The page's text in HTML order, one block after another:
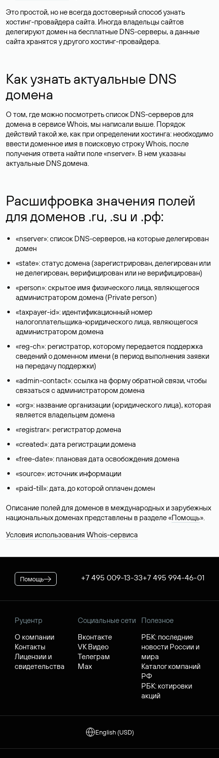
Это простой, но не всегда достоверный способ узнать
хостинг-провайдера сайта. Иногда владельцы сайтов
делегируют домен на бесплатные DNS-серверы, а данные
сайта хранятся у другого хостинг-провайдера.
Как узнать актуальные DNS
домена
О том, где можно посмотреть список DNS-серверов для
домена в сервисе Whois, мы написали выше. Порядок
действий такой же, как при определении хостинга: необходимо
ввести доменное имя в поисковую строку Whois, после
получения ответа найти поле «nserver». В нем указаны
актуальные DNS домена.
Расшифровка значения полей
для доменов .ru, .su и .рф:
«nserver»: список DNS-серверов, на которые делегирован
домен
«state»: статус домена (зарегистрирован, делегирован или
не делегирован, верифицирован или не верифицирован)
«person»: скрытое имя физического лица, являющегося
администратором домена (Privatе person)
«taxpayer-id»: идентификационный номер
налогоплательщика-юридического лица, являющегося
администратором домена
«reg-ch»: регистратор, которому передается поддержка
сведений о доменном имени (в период выполнения заявки
на передачу поддержки)
«admin-contact»: ссылка на форму обратной связи, чтобы
связаться с администратором домена
«org»: название организации (юридического лица), которая
является владельцем домена
«registrar»: регистратор домена
«created»: дата регистрации домена
«free-date»: плановая дата освобождения домена
«source»: источник информации
«paid-till»: дата, до которой оплачен домен
Описание полей для доменов в международных и зарубежных
национальных доменах представлены в разделе «Помощь».
Условия использования Whois-сервиса
Помощь +7 495 009-13-33+7 495 994-46-01
Руцентр
О компании
Контакты
Лицензии и
свидетельства
Социальные сети
Вконтакте
VK Видео
Телеграм
Max
Полезное
РБК: последние
новости России и
мира
Каталог компаний
РФ
РБК: котировки
акций
English (USD)